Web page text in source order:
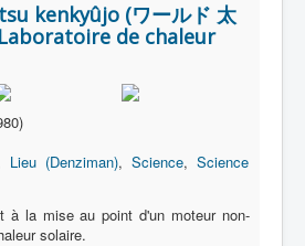
kenkyûjo (ワールド 太
de chaleur
Lieu (Denziman), Science, Science
à la mise au point d'un moteur non-
solaire.